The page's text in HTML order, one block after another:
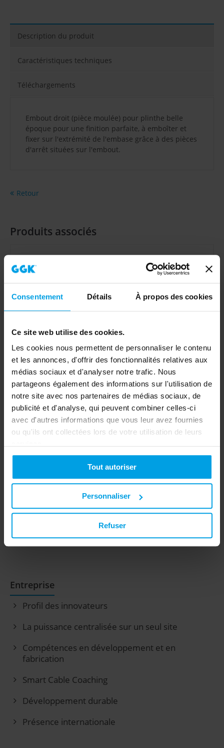
Consentement Détails À propos des cookies
Ce site web utilise des cookies.
Les cookies nous permettent de personnaliser le contenu
et les annonces, d'offrir des fonctionnalités relatives aux
médias sociaux et d'analyser notre trafic. Nous
partageons également des informations sur l'utilisation de
notre site avec nos partenaires de médias sociaux, de
publicité et d'analyse, qui peuvent combiner celles-ci
avec d'autres informations que vous leur avez fournies
ou qu'ils ont collectées lors de votre utilisation de leurs
Tout autoriser
Personnaliser
Refuser
Description du produit
Caractéristiques techniques
Téléchargements
Embout droit (pièce moulée) pour plinthe belle
époque pour une finition parfaite, à emboîter et
fixer sur l'extrémité de l'embase grâce à des pièces
d'arrêt situées sur l'embout.
Retour
Produits associés
Plinthe SL 20x70-hêtre, PVC avec lèvre d'étanchéité, 3
compartiments, hêtre
Entreprise
Profil des innovateurs
La puissance centralisée sur un seul site
Compétences en développement et en
fabrication
Smart Cable Coaching
Développement durable
Présence internationale